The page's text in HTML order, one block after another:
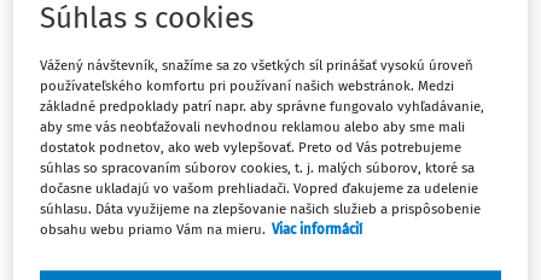
Máte predplatné? Prihláste sa
Ups, zatiaľ ste si prečítali len
Súhlas s cookies
Vážený návštevník, snažíme sa zo všetkých síl prinášať vysokú úroveň
používateľského komfortu pri používaní našich webstránok. Medzi
základné predpoklady patrí napr. aby správne fungovalo vyhľadávanie,
aby sme vás neobťažovali nevhodnou reklamou alebo aby sme mali
dostatok podnetov, ako web vylepšovať. Preto od Vás potrebujeme
súhlas so spracovaním súborov cookies, t. j. malých súborov, ktoré sa
dočasne ukladajú vo vašom prehliadači. Vopred ďakujeme za udelenie
súhlasu. Dáta využijeme na zlepšovanie našich služieb a prispôsobenie
obsahu webu priamo Vám na mieru. Viac informácií